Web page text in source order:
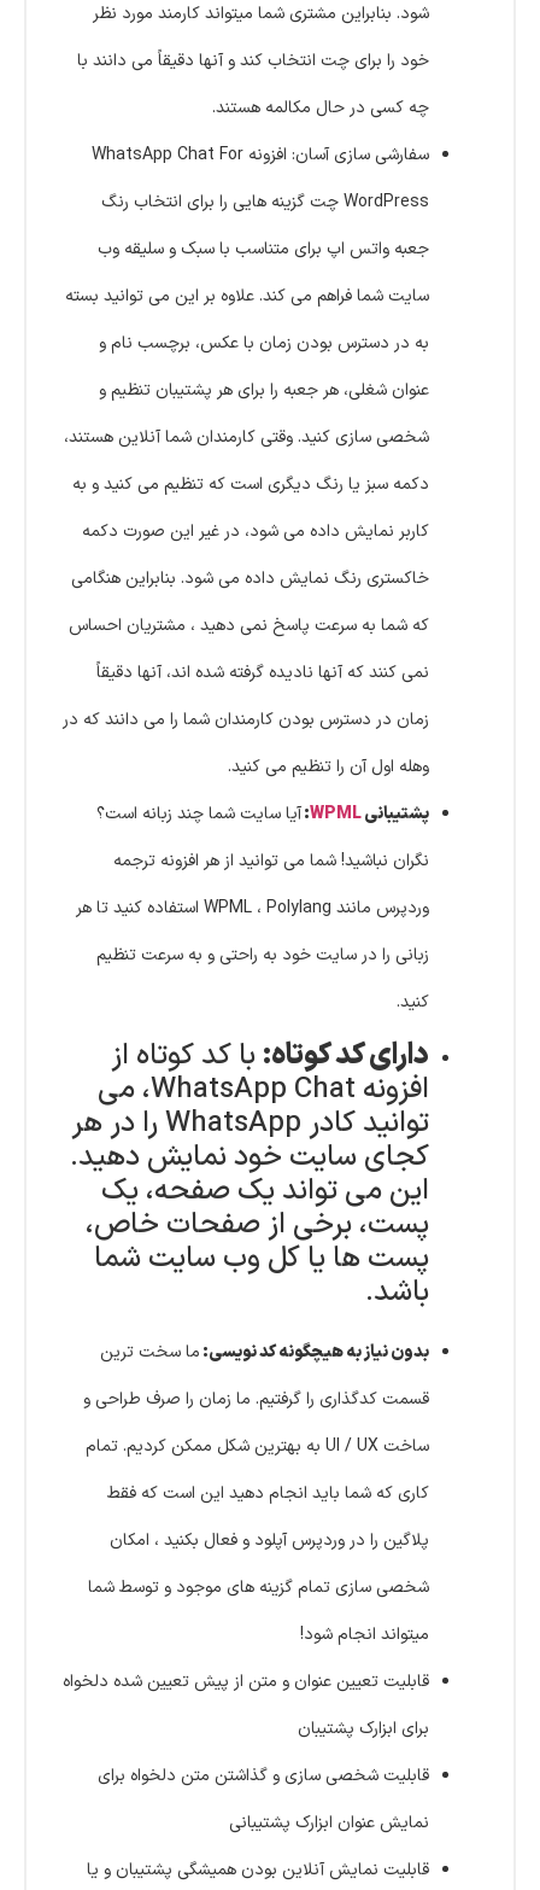
شود. بنابراین مشتری شما میتواند کارمند مورد نظر
خود را برای چت انتخاب کند و آنها دقیقاً می دانند با
چه کسی در حال مکالمه هستند.
سفارشی سازی آسان:
افزونه WhatsApp Chat For
WordPress چت گزینه هایی را برای انتخاب رنگ
جعبه واتس اپ برای متناسب با سبک و سلیقه وب
سایت شما فراهم می کند. علاوه بر این می توانید بسته
به در دسترس بودن زمان با عکس، برچسب نام و
عنوان شغلی، هر جعبه را برای هر پشتیبان تنظیم و
شخصی سازی کنید. وقتی کارمندان شما آنلاین هستند،
دکمه سبز یا رنگ دیگری است که تنظیم می کنید و به
کاربر نمایش داده می شود، در غیر این صورت دکمه
خاکستری رنگ نمایش داده می شود. بنابراین هنگامی
که شما به سرعت پاسخ نمی دهید ، مشتریان احساس
نمی کنند که آنها نادیده گرفته شده اند، آنها دقیقاً
زمان در دسترس بودن کارمندان شما را می دانند که در
وهله اول آن را تنظیم می کنید.
پشتیبانیWPML
:آیا سایت شما چند زبانه است؟
نگران نباشید!شما می توانید از هر افزونه ترجمه
وردپرس مانند WPML ، Polylang استفاده کنید تا هر
زبانی را در سایت خود به راحتی و به سرعت تنظیم
کنید.
دارای کد کوتاه:با کد کوتاه از
افزونه WhatsApp Chat، می
توانید کادر WhatsApp را در هر
کجای سایت خود نمایش دهید.
این می تواند یک صفحه، یک
پست، برخی از صفحات خاص،
پست ها یا کل وب سایت شما
باشد.
بدون نیاز به هیچگونه کد نویسی:ما سخت ترین
قسمت کدگذاری را گرفتیم. ما زمان را صرف طراحی و
ساخت UI / UX به بهترین شکل ممکن کردیم.
تمام
کاری که شما باید انجام دهید این است که فقط
پلاگین را در وردپرس آپلود و فعال بکنید ، امکان
شخصی سازی تمام گزینه های موجود و توسط شما
میتواند انجام شود!
قابلیت تعیین عنوان و متن از پیش تعیین شده دلخواه
برای ابزارک پشتیبان
قابلیت شخصی سازی و گذاشتن متن دلخواه برای
نمایش عنوان ابزارک پشتیبانی
قابلیت نمایش آنلاین بودن همیشگی پشتیبان و یا